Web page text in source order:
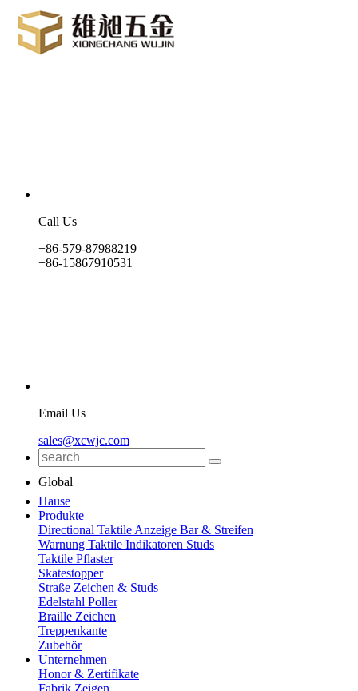
Call Us
+86-579-87988219
+86-15867910531
Email Us
sales@xcwjc.com
Global
Hause
Produkte
Directional Taktile Anzeige Bar & Streifen
Warnung Taktile Indikatoren Studs
Taktile Pflaster
Skatestopper
Straße Zeichen & Studs
Edelstahl Poller
Braille Zeichen
Treppenkante
Zubehör
Unternehmen
Honor & Zertifikate
Fabrik Zeigen